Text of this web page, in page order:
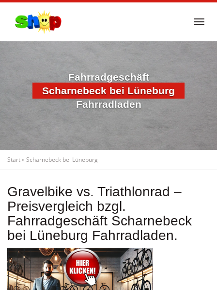
Fahrradgeschäft
Scharnebeck bei Lüneburg
Fahrradladen
Start»Scharnebeck bei Lüneburg
Gravelbike vs. Triathlonrad –
Preisvergleich bzgl.
Fahrradgeschäft Scharnebeck
bei Lüneburg Fahrradladen.